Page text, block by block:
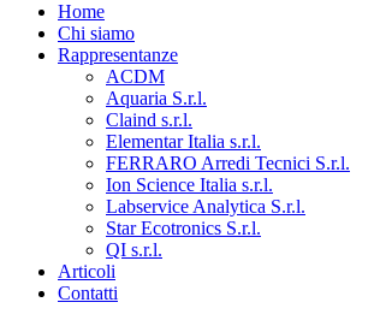
Home
Chi siamo
Rappresentanze
ACDM
Aquaria S.r.l.
Claind s.r.l.
Elementar Italia s.r.l.
FERRARO Arredi Tecnici S.r.l.
Ion Science Italia s.r.l.
Labservice Analytica S.r.l.
Star Ecotronics S.r.l.
QI s.r.l.
Articoli
Contatti